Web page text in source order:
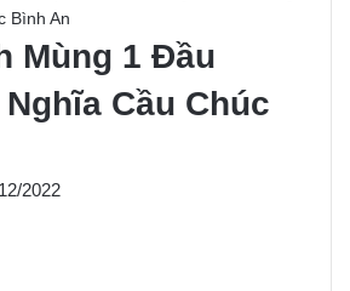
Bình An
Mùng 1 Đầu
Cầu Chúc
2022